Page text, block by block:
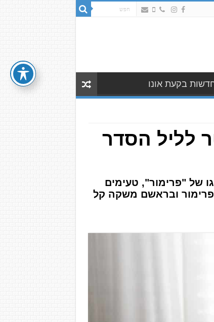
בקעת אונו
לליל הסדר
של "פרימור", טעימים
לפסח • משקאות פרימור ובראשם משקה קל